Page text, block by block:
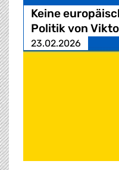
Keine
Politik von
23.02.2026